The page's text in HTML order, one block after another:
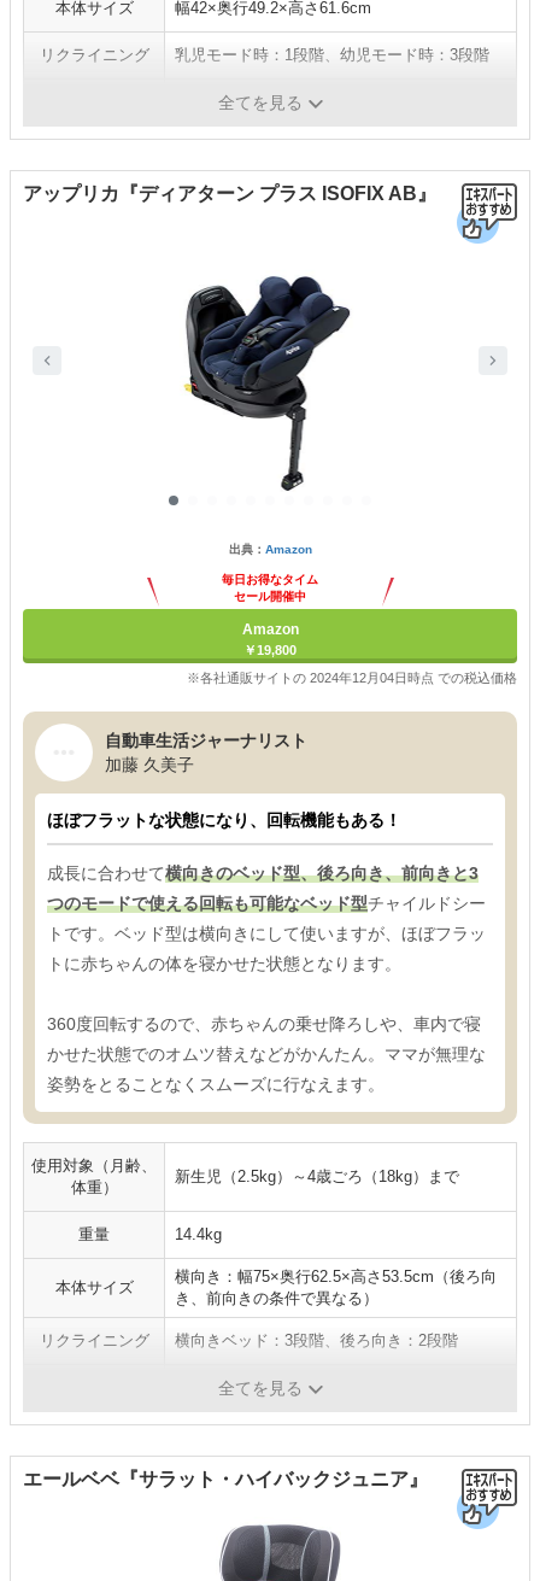
本体サイズ 幅42×奥行49.2×高さ61.6cm
リクライニング 乳児モード時：1段階、幼児モード時：3段階
なし（シートベルト固定のみ）
全てを見る
アップリカ『ディアターン プラス ISOFIX AB』
出典： Amazon
毎日お得なタイム
セール開催中
Amazon
￥19,800
※各社通販サイトの 2024年12月04日時点 での税込価格
自動車生活ジャーナリスト
加藤 久美子
ほぼフラットな状態になり、回転機能もある！
成長に合わせて横向きのベッド型、後ろ向き、前向きと3
つのモードで使える回転も可能なベッド型チャイルドシー
トです。ベッド型は横向きにして使いますが、ほぼフラッ
トに赤ちゃんの体を寝かせた状態となります。
360度回転するので、赤ちゃんの乗せ降ろしや、車内で寝
かせた状態でのオムツ替えなどがかんたん。ママが無理な
姿勢をとることなくスムーズに行なえます。
使用対象（月齢、
体重）
新生児（2.5kg）～4歳ごろ（18kg）まで
重量 14.4kg
本体サイズ
横向き：幅75×奥行62.5×高さ53.5cm（後ろ向
き、前向きの条件で異なる）
リクライニング 横向きベッド：3段階、後ろ向き：2段階
全てを見る
エールベベ『サラット・ハイバックジュニア』